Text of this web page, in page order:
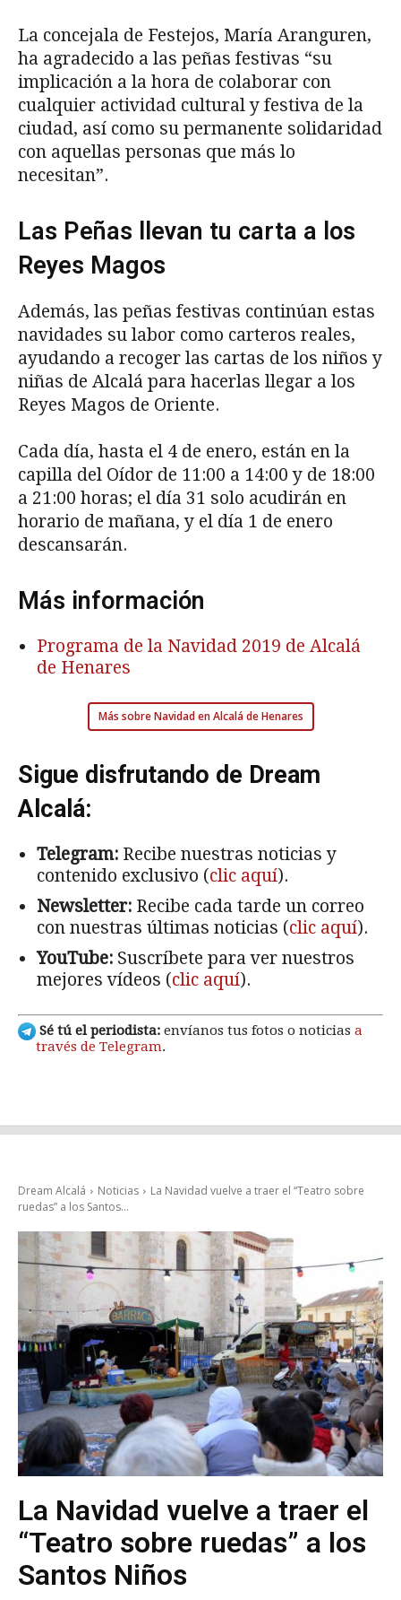
La concejala de Festejos, María Aranguren,
ha agradecido a las peñas festivas “su
implicación a la hora de colaborar con
cualquier actividad cultural y festiva de la
ciudad, así como su permanente solidaridad
con aquellas personas que más lo
necesitan”.
Las Peñas llevan tu carta a los
Reyes Magos
Además, las peñas festivas continúan estas
navidades su labor como carteros reales,
ayudando a recoger las cartas de los niños y
niñas de Alcalá para hacerlas llegar a los
Reyes Magos de Oriente.
Cada día, hasta el 4 de enero, están en la
capilla del Oídor de 11:00 a 14:00 y de 18:00
a 21:00 horas; el día 31 solo acudirán en
horario de mañana, y el día 1 de enero
descansarán.
Más información
Programa de la Navidad 2019 de Alcalá
de Henares
Más sobre Navidad en Alcalá de Henares
Sigue disfrutando de Dream
Alcalá:
Telegram: Recibe nuestras noticias y
contenido exclusivo (clic aquí).
Newsletter: Recibe cada tarde un correo
con nuestras últimas noticias (clic aquí).
YouTube: Suscríbete para ver nuestros
mejores vídeos (clic aquí).
Sé tú el periodista: envíanos tus fotos o noticias a
través de Telegram.